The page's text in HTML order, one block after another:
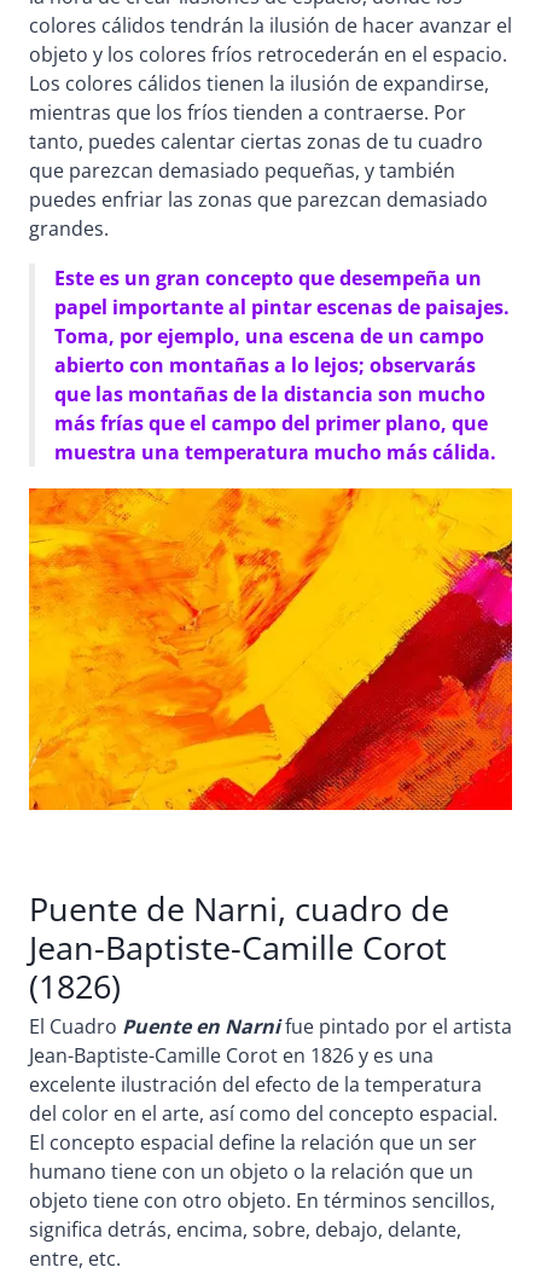
colores cálidos tendrán la ilusión de hacer avanzar el
objeto y los colores fríos retrocederán en el espacio.
Los colores cálidos tienen la ilusión de expandirse,
mientras que los fríos tienden a contraerse. Por
tanto, puedes calentar ciertas zonas de tu cuadro
que parezcan demasiado pequeñas, y también
puedes enfriar las zonas que parezcan demasiado
grandes.
Este es un gran concepto que desempeña un
papel importante al pintar escenas de paisajes.
Toma, por ejemplo, una escena de un campo
abierto con montañas a lo lejos; observarás
que las montañas de la distancia son mucho
más frías que el campo del primer plano, que
muestra una temperatura mucho más cálida.
Puente de Narni, cuadro de
Jean-Baptiste-Camille Corot
(1826)
El Cuadro Puente en Narnifue pintado por el artista
Jean-Baptiste-Camille Corot en 1826 y es una
excelente ilustración del efecto de la temperatura
del color en el arte, así como del concepto espacial.
El concepto espacial define la relación que un ser
humano tiene con un objeto o la relación que un
objeto tiene con otro objeto. En términos sencillos,
significa detrás, encima, sobre, debajo, delante,
entre, etc.